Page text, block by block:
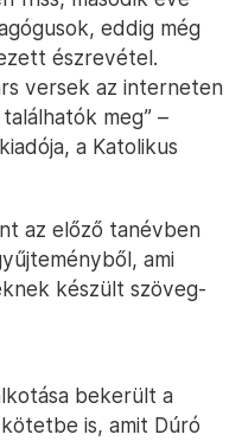
eddig még
észrevétel.
versek az interneten
meg” –
a Katolikus
az előző tanévben
ami
készült szöveg-
bekerült a
is, amit Dúró